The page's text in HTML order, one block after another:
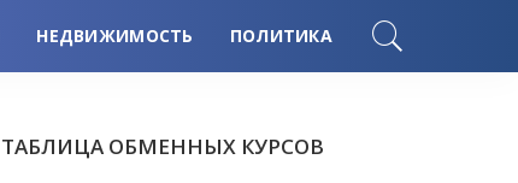
НЕДВИЖИМОСТЬ ПОЛИТИКА
ТАБЛИЦА ОБМЕННЫХ КУРСОВ